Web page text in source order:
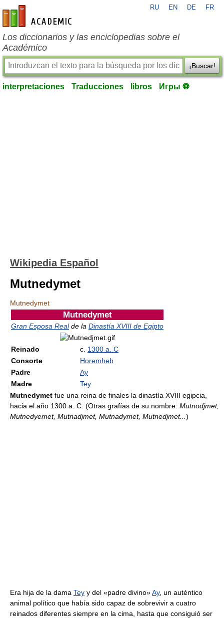
es-academic.com
RU EN DE FR
Los diccionarios y las enciclopedias sobre el
Académico
¡Buscar!
interpretaciones Traducciones libros Игры ⚽
Wikipedia Español
Mutnedymet
Mutnedymet
Mutnedymet
Gran Esposa Realde la Dinastía XVIII de Egipto
Reinado c. 1300 a. C
Consorte
Horemheb
Padre
Ay
Madre
Tey
Mutnedymet fue una reina de finales la dinastía XVIII egipcia,
hacia el año 1300 a. C. (Otras grafías de su nombre: Mutnodjmet,
Mutnedyemet, Mutnadjmet, Mutnadymet, Mutnedjmet... )
Era hija de la dama Tey y del «padre divino»Ay, un auténtico
animal político que había sido capaz de sobrevivir a cuatro
reinados diferentes siempre en la cima, hasta que consiguió ser